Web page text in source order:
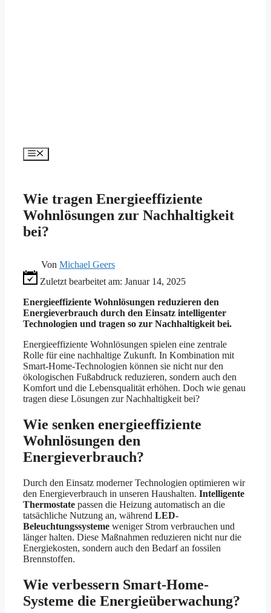
Menü
Wie tragen Energieeffiziente
Wohnlösungen zur Nachhaltigkeit
bei?
Von Michael Geers
Zuletzt bearbeitet am: Januar 14, 2025
Energieeffiziente Wohnlösungen reduzieren den
Energieverbrauch durch den Einsatz intelligenter
Technologien und tragen so zur Nachhaltigkeit bei.
Energieeffiziente Wohnlösungen spielen eine zentrale
Rolle für eine nachhaltige Zukunft. In Kombination mit
Smart-Home-Technologien können sie nicht nur den
ökologischen Fußabdruck reduzieren, sondern auch den
Komfort und die Lebensqualität erhöhen. Doch wie genau
tragen diese Lösungen zur Nachhaltigkeit bei?
Wie senken energieeffiziente
Wohnlösungen den
Energieverbrauch?
Durch den Einsatz moderner Technologien optimieren wir
den Energieverbrauch in unseren Haushalten. Intelligente
Thermostate passen die Heizung automatisch an die
tatsächliche Nutzung an, während LED-
Beleuchtungssysteme weniger Strom verbrauchen und
länger halten. Diese Maßnahmen reduzieren nicht nur die
Energiekosten, sondern auch den Bedarf an fossilen
Brennstoffen.
Wie verbessern Smart-Home-
Systeme die Energieüberwachung?